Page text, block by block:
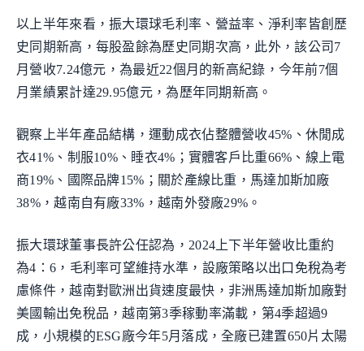
以上半年來看，振大環球毛利率、營益率、淨利率皆創歷
史同期新高，每股盈餘為歷史同期次高，此外，該公司7
月營收7.24億元，為最近22個月的新高紀錄，今年前7個
月業績累計達29.95億元，為歷年同期新高。
觀察上半年產品結構，運動成衣佔整體營收45%、休閒成
衣41%、制服10%、睡衣4%；實體客戶比重66%、線上電
商19%、國際品牌15%；關於產線比重，馬達加斯加廠
38%，越南自有廠33%，越南外發廠29%。
振大環球董事長許公任認為，2024上下半年營收比重約
為4：6，毛利率可望維持水準，設廠策略以出口免稅為考
慮條件，越南對歐洲出貨速度最快，非洲馬達加斯加廠對
美國輸出免稅品，越南第3季稼動率滿載，第4季超過9
成，小規模的ESG廠今年5月落成，全廠已建置650片太陽